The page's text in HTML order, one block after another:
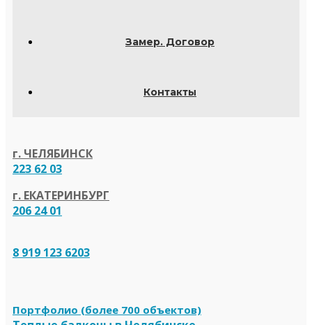
Замер. Договор
Контакты
г. ЧЕЛЯБИНСК
223 62 03
г. ЕКАТЕРИНБУРГ
206 24 01
8 919 123 6203
Портфолио (более 700 объектов)